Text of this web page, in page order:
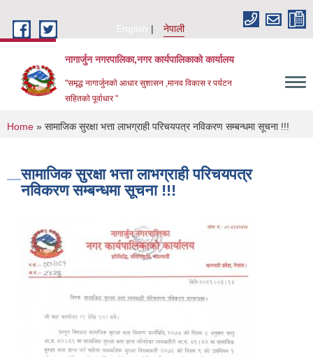
English
नेपाली
नागार्जुन नगरपालिका,नगर कार्यपालिकाको कार्यालय
"समृद्ध नागार्जुनको आधार सुशासन ,मानव विकास र पर्यटन
सहितको पूर्वाधार "
You are here
Home » सामाजिक सुरक्षा भत्ता लाभग्राही परिचयपत्र नविकरण सम्बन्धमा सूचना !!!
सामाजिक सुरक्षा भत्ता लाभग्राही परिचयपत्र
नविकरण सम्बन्धमा सूचना !!!